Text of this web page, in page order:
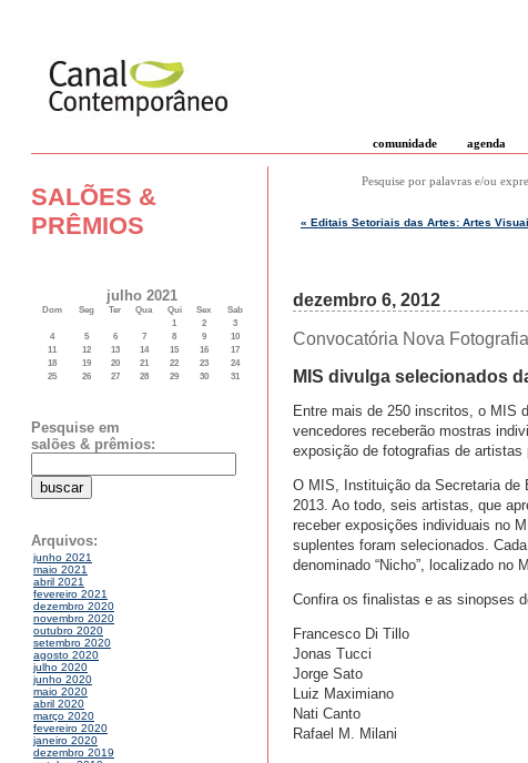
comunidade agenda
SALÕES &
PRÊMIOS
julho 2021
Dom Seg Ter Qua Qui Sex
Sab
1
2
3
4
5 6 7 8 9
10
11
12 13 14 15 16
17
18
19 20 21 22 23
24
25
26 27 28 29 30 31
Pesquise em
salões & prêmios:
Arquivos:
junho 2021
maio 2021
abril 2021
fevereiro 2021
dezembro 2020
novembro 2020
outubro 2020
setembro 2020
agosto 2020
julho 2020
junho 2020
maio 2020
abril 2020
março 2020
fevereiro 2020
janeiro 2020
dezembro 2019
Pesquise por palavras e/ou
« Editais Setoriais das Artes: Artes
dezembro 6, 2012
Convocatória Nova
MIS divulga selecionados
Entre mais de 250 inscritos, o MIS
vencedores receberão mostras
exposição de fotografias de
O MIS, Instituição da Secretaria de
2013. Ao todo, seis artistas, que
receber exposições individuais no
suplentes foram selecionados.
denominado “Nicho”, localizado no
Confira os finalistas e as sinopses
Francesco Di Tillo
Jonas Tucci
Jorge Sato
Luiz Maximiano
Nati Canto
Rafael M. Milani